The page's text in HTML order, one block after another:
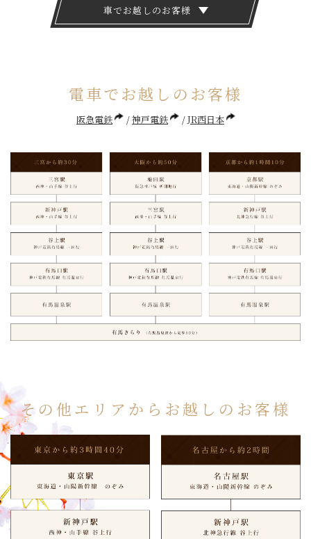
車でお越しのお客様
電車でお越しのお客様
阪急電鉄 神戸電鉄 JR西日本
その他エリアからお越しのお客様